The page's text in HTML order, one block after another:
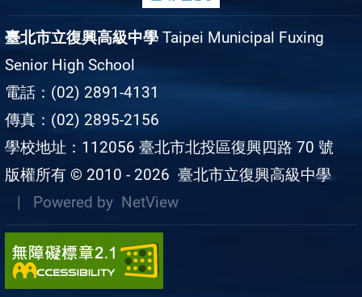
臺北市立復興高級中學 Taipei Municipal Fuxing
Senior High School
電話：(02) 2891-4131
傳真：(02) 2895-2156
學校地址：112056 臺北市北投區復興四路 70 號
版權所有 © 2010 - 2026 臺北市立復興高級中學
| Powered by NetView